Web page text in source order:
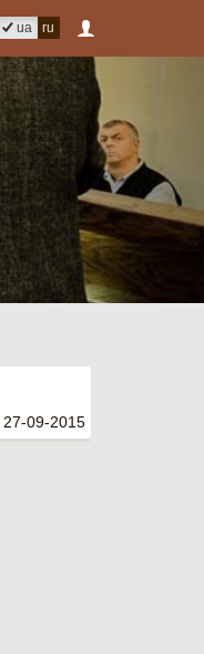
ua ru
27-09-2015